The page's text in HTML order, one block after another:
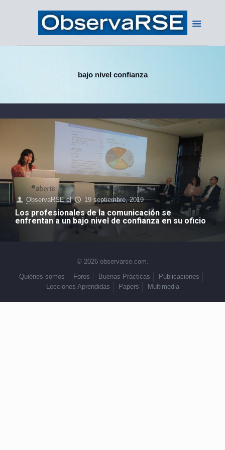
bajo nivel confianza
ObservaRSE el 19 septiembre, 2019
Los profesionales de la comunicación se
enfrentan a un bajo nivel de confianza en su oficio
© 2026 observarse.com.
Quiénes somos
Foros Buenas Prácticas
Publicaciones
Lecciones Aprendidas
Papers Multimedia